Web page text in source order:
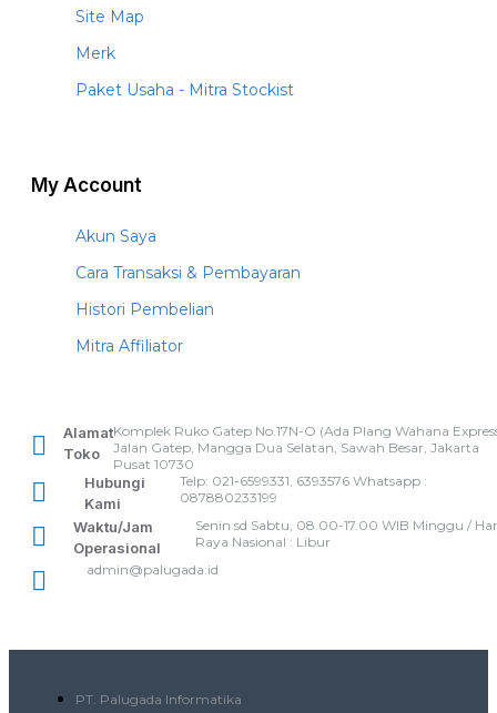
Site Map
Merk
Paket Usaha - Mitra Stockist
My Account
Akun Saya
Cara Transaksi & Pembayaran
Histori Pembelian
Mitra Affiliator
Alamat
Toko
Komplek Ruko Gatep No.17N-O (Ada Plang Wahana
Jalan Gatep, Mangga Dua Selatan, Sawah Besar, Jakarta
Pusat 10730
Hubungi
Kami
Telp: 021-6599331, 6393576 Whatsapp :
087880233199
Waktu/Jam
Operasional
Senin sd Sabtu, 08.00-17.00 WIB Minggu /
Raya Nasional : Libur
admin@palugada.id
PT. Palugada Informatika